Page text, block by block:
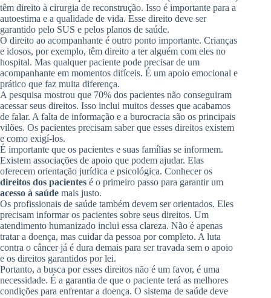
têm direito à cirurgia de reconstrução. Isso é importante para a
autoestima e a qualidade de vida. Esse direito deve ser
garantido pelo SUS e pelos planos de saúde.
O direito ao acompanhante é outro ponto importante. Crianças
e idosos, por exemplo, têm direito a ter alguém com eles no
hospital. Mas qualquer paciente pode precisar de um
acompanhante em momentos difíceis. É um apoio emocional e
prático que faz muita diferença.
A pesquisa mostrou que 70% dos pacientes não conseguiram
acessar seus direitos. Isso inclui muitos desses que acabamos
de falar. A falta de informação e a burocracia são os principais
vilões. Os pacientes precisam saber que esses direitos existem
e como exigí-los.
É importante que os pacientes e suas famílias se informem.
Existem associações de apoio que podem ajudar. Elas
oferecem orientação jurídica e psicológica. Conhecer os
direitos dos pacientes é o primeiro passo para garantir um
acesso à saúde mais justo.
Os profissionais de saúde também devem ser orientados. Eles
precisam informar os pacientes sobre seus direitos. Um
atendimento humanizado inclui essa clareza. Não é apenas
tratar a doença, mas cuidar da pessoa por completo. A luta
contra o câncer já é dura demais para ser travada sem o apoio
e os direitos garantidos por lei.
Portanto, a busca por esses direitos não é um favor, é uma
necessidade. É a garantia de que o paciente terá as melhores
condições para enfrentar a doença. O sistema de saúde deve